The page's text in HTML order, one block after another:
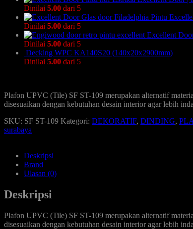
Dinilai 5.00 dari 5
Pintu
Dinilai 5.00 dari 5
Excellent
Dinilai 5.00 dari 5
Decking WPC KA140S20 (140x20x2900mm)
Dinilai 5.00 dari 5
Plafon UPVC (Tile) SF ST-109 merupakan alternatif
disesuaikan dengan kebutuhan desain interior agar lebih
SKU: SF ST-109 Kategori: DEKORATIF, DINDING,
surabaya
Deskripsi
Brand
Ulasan (0)
Deskripsi
Plafon UPVC (Tile) SF ST-109 merupakan alternatif
disesuaikan dengan kebutuhan desain interior agar lebih